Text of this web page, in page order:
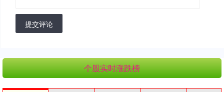
提交评论
个股实时涨跌榜